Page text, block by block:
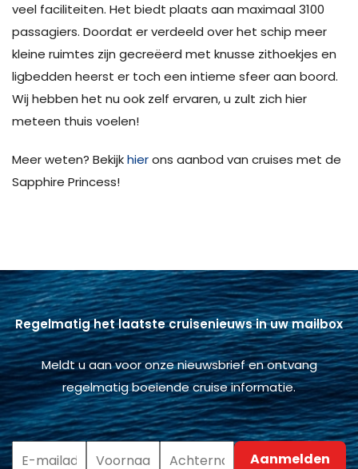
veel faciliteiten. Het biedt plaats aan maximaal 3100
passagiers. Doordat er verdeeld over het schip meer
kleine ruimtes zijn gecreëerd met knusse zithoekjes en
ligbedden heerst er toch een intieme sfeer aan boord.
Wij hebben het nu ook zelf ervaren, u zult zich hier
meteen thuis voelen!
Meer weten? Bekijkhierons aanbod van cruises met de
Sapphire Princess!
Regelmatig het laatste cruisenieuws in uw mailbox
Meldt u aan voor onze nieuwsbrief en ontvang
regelmatig boeiende cruise informatie.